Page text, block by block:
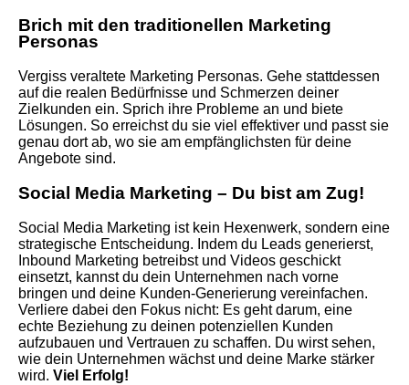
Brich mit den traditionellen Marketing
Personas
Vergiss veraltete Marketing Personas. Gehe stattdessen
auf die realen Bedürfnisse und Schmerzen deiner
Zielkunden ein. Sprich ihre Probleme an und biete
Lösungen. So erreichst du sie viel effektiver und passt sie
genau dort ab, wo sie am empfänglichsten für deine
Angebote sind.
Social Media Marketing – Du bist am Zug!
Social Media Marketing ist kein Hexenwerk, sondern eine
strategische Entscheidung. Indem du Leads generierst,
Inbound Marketing betreibst und Videos geschickt
einsetzt, kannst du dein Unternehmen nach vorne
bringen und deine Kunden-Generierung vereinfachen.
Verliere dabei den Fokus nicht: Es geht darum, eine
echte Beziehung zu deinen potenziellen Kunden
aufzubauen und Vertrauen zu schaffen. Du wirst sehen,
wie dein Unternehmen wächst und deine Marke stärker
wird. Viel Erfolg!